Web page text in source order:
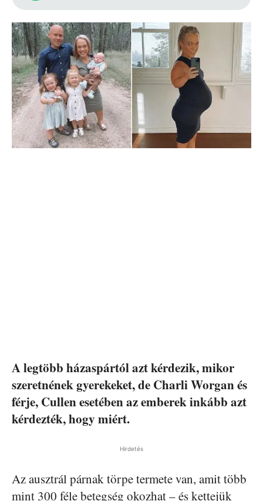
A legtöbb házaspártól azt kérdezik, mikor
szeretnének gyerekeket, de Charli Worgan és
férje, Cullen esetében az emberek inkább azt
kérdezték, hogy miért.
Hirdetés
Az ausztrál párnak törpe termete van, amit több
mint 300 féle betegség okozhat – és kettejük